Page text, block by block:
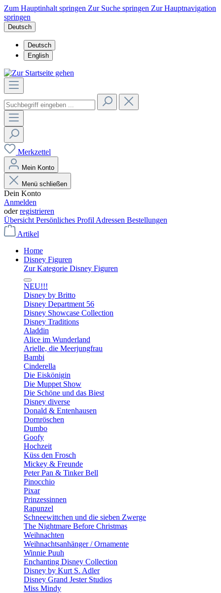
Zum Hauptinhalt springen Zur Suche springen Zur Hauptnavigation
springen
Deutsch
Deutsch
English
Merkzettel
Mein Konto
Menü schließen
Dein Konto
Anmelden
oderregistrieren
Übersicht Persönliches Profil Adressen Bestellungen
Artikel
Home
Disney Figuren
Zur Kategorie Disney Figuren
NEU!!!
Disney by Britto
Disney Department 56
Disney Showcase Collection
Disney Traditions
Aladdin
Alice im Wunderland
Arielle, die Meerjungfrau
Bambi
Cinderella
Die Eiskönigin
Die Muppet Show
Die Schöne und das Biest
Disney diverse
Donald & Entenhausen
Dornröschen
Dumbo
Goofy
Hochzeit
Küss den Frosch
Mickey & Freunde
Peter Pan & Tinker Bell
Pinocchio
Pixar
Prinzessinnen
Rapunzel
Schneewittchen und die sieben Zwerge
The Nightmare Before Christmas
Weihnachten
Weihnachtsanhänger / Ornamente
Winnie Puuh
Enchanting Disney Collection
Disney by Kurt S. Adler
Disney Grand Jester Studios
Miss Mindy